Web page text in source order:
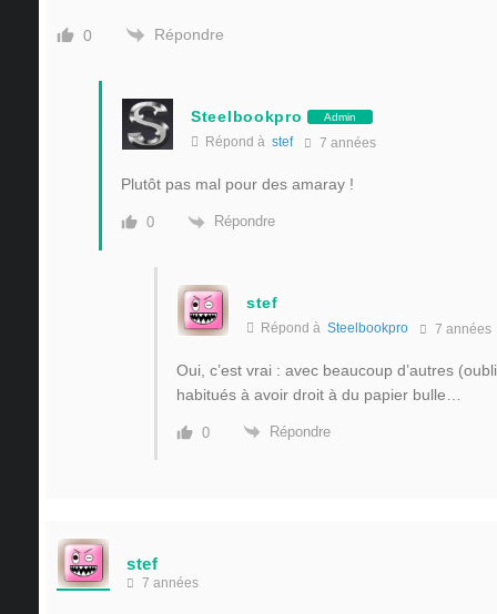
0 Répondre
Steelbookpro Admin
Répond à stef 7 années
Plutôt pas mal pour des amaray !
0 Répondre
stef
Répond à Steelbookpro 7 années
Oui, c’est vrai : avec beaucoup d’autres
habitués à avoir droit à du papier bulle…
0 Répondre
stef
7 années